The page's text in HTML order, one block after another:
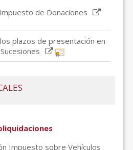
de Donaciones
plazos de presentación en
Impuesto sobre Vehículos